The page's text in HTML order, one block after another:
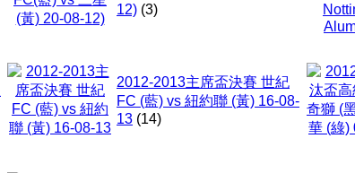
12) (3)
2012-2013主席盃決賽 世紀
FC (藍) vs 紐約聯 (黃) 16-08-
13 (14)